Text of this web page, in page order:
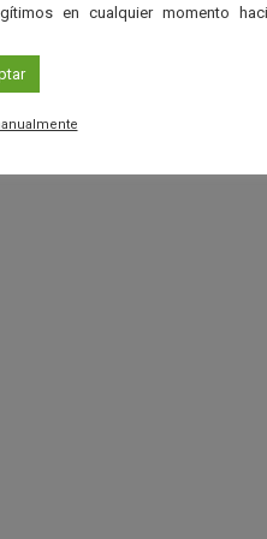
de cooperación Cielos de
, pesca y Desarrollo
en cualquier momento